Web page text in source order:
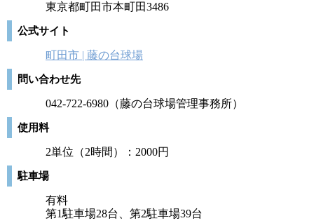
東京都町田市本町田3486
公式サイト
町田市 | 藤の台球場
問い合わせ先
042-722-6980（藤の台球場管理事務所）
使用料
2単位（2時間）：2000円
駐車場
有料
第1駐車場28台、第2駐車場39台